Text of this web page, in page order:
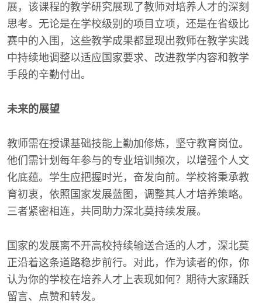
展，该课程的教学研究展现了教师对培养人才的深刻
思考。无论是在学校级别的项目立项，还是在省级比
赛中的入围，这些教学成果都显现出教师在教学实践
中持续地调整以适应国家要求、改进教学内容和教学
手段的辛勤付出。
未来的展望
教师需在授课基础技能上勤加修炼，坚守教育岗位。
他们需计划每年参与的专业培训频次，以增强个人文
化底蕴。学生应把握时光，奋发向前。学校将秉承教
育初衷，依照国家发展蓝图，调整其人才培养策略。
三者紧密相连，共同助力深北莫持续发展。
国家的发展离不开高校持续输送合适的人才，深北莫
正沿着这条道路稳步前行。对此，作为读者的你，你
认为你的学校在培养人才上表现如何？期待大家踊跃
留言、点赞和转发。